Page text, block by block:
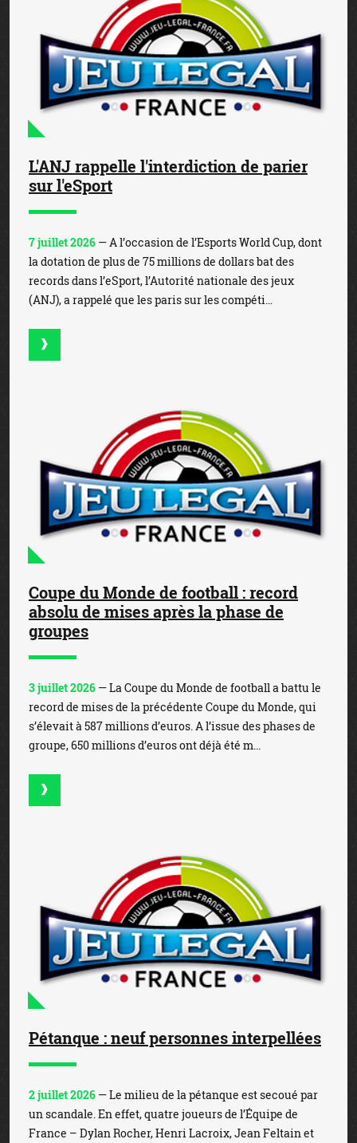
L'ANJ rappelle l'interdiction de parier
sur l'eSport
7 juillet 2026 — A l’occasion de l’Esports World Cup, dont
la dotation de plus de 75 millions de dollars bat des
records dans l’eSport, l’Autorité nationale des jeux
(ANJ), a rappelé que les paris sur les compéti...
Coupe du Monde de football : record
absolu de mises après la phase de
groupes
3 juillet 2026 — La Coupe du Monde de football a battu le
record de mises de la précédente Coupe du Monde, qui
s’élevait à 587 millions d’euros. A l’issue des phases de
groupe, 650 millions d’euros ont déjà été m...
Pétanque : neuf personnes interpellées
2 juillet 2026 — Le milieu de la pétanque est secoué par
un scandale. En effet, quatre joueurs de l’Équipe de
France – Dylan Rocher, Henri Lacroix, Jean Feltain et